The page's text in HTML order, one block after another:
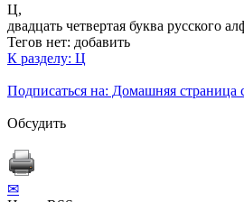
Ц,
двадцать четвертая буква русского
Тегов нет: добавить
К разделу: Ц
Подписаться на: Домашняя
Обсудить
✉